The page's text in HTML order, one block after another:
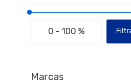
Marcas